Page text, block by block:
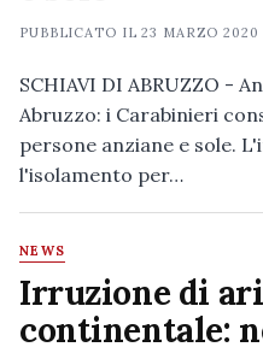
PUBBLICATO IL23 MARZO 2020
SCHIAVI DI ABRUZZO -
Abruzzo: i Carabinieri
persone anziane e sole.
l'isolamento per…
NEWS
Irruzione di
continentale: